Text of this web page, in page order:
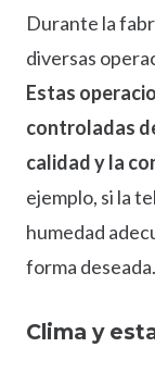
Durante la
diversas
Estas
controladas
calidad y la
ejemplo, si la
humedad
forma deseada.
Clima y